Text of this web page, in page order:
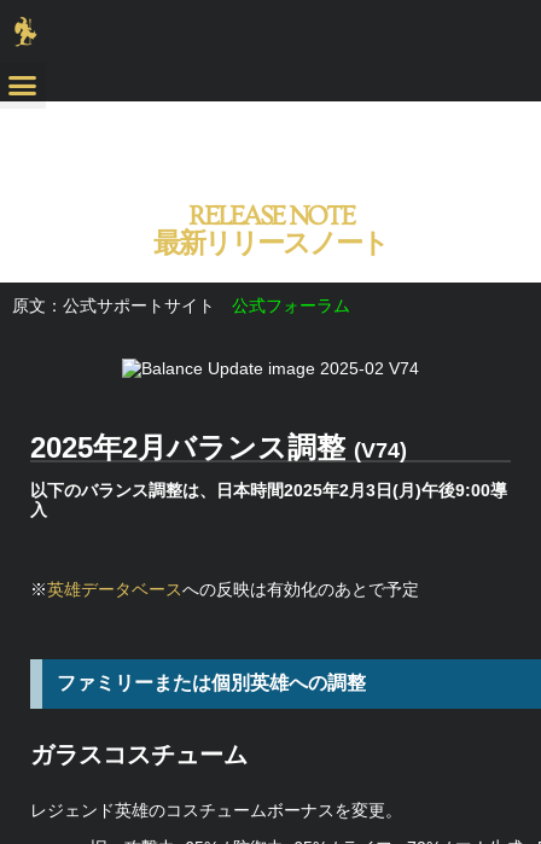
RELEASE NOTE
最新リリースノート
原文：公式サポートサイト 公式フォーラム
2025年2月バランス調整 (V74)
以下のバランス調整は、日本時間2025年2月3日(月)午後9:00導
入
※英雄データベースへの反映は有効化のあとで予定
ファミリーまたは個別英雄への調整
ガラスコスチューム
レジェンド英雄のコスチュームボーナスを変更。